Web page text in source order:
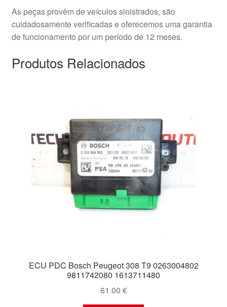
As peças provêm de veículos sinistrados, são
cuidadosamente verificadas e oferecemos uma garantia
de funcionamento por um período de 12 meses.
Produtos Relacionados
ECU PDC Bosch Peugeot 308 T9 0263004802
9811742080 1613711480
61.00 €